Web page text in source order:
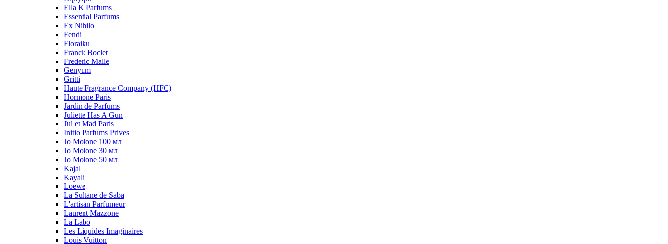
Ella K Parfums
Essential Parfums
Ex Nihilo
Fendi
Floraiku
Franck Boclet
Frederic Malle
Genyum
Gritti
Haute Fragrance Company (HFC)
Hormone Paris
Jardin de Parfums
Juliette Has A Gun
Jul et Mad Paris
Initio Parfums Prives
Jo Molone 100 мл
Jo Molone 30 мл
Jo Molone 50 мл
Kajal
Kayali
Loewe
La Sultane de Saba
L'artisan Parfumeur
Laurent Mazzone
La Labo
Les Liquides Imaginaires
Louis Vuitton